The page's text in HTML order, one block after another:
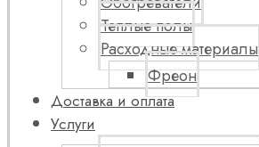
Теплые полы
Расходные материалы
Фреон
Доставка и оплата
Услуги